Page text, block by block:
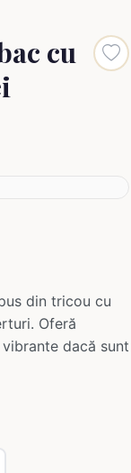
cu
din tricou cu
Oferă
dacă sunt